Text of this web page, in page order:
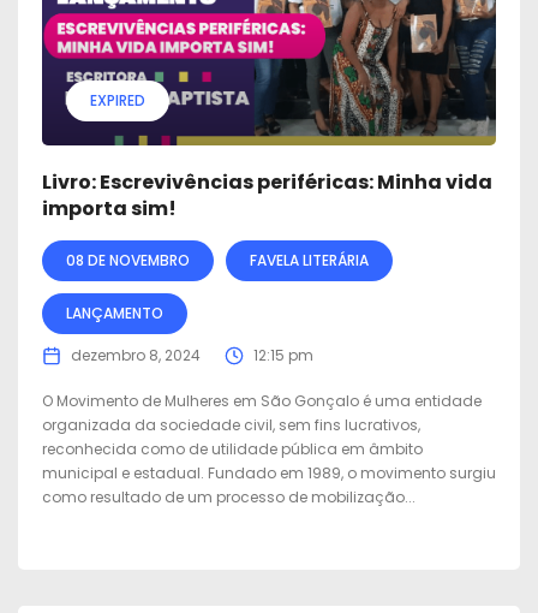
EXPIRED
Livro: Escrevivências periféricas: Minha vida
importa sim!
08 DE NOVEMBRO FAVELA LITERÁRIA
LANÇAMENTO
dezembro 8, 2024 12:15 pm
O Movimento de Mulheres em São Gonçalo é uma entidade
organizada da sociedade civil, sem fins lucrativos,
reconhecida como de utilidade pública em âmbito
municipal e estadual. Fundado em 1989, o movimento surgiu
como resultado de um processo de mobilização...